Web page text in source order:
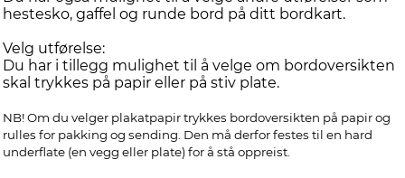
hestesko, gaffel og runde bord på ditt bordkart.
Velg utførelse:
Du har i tillegg mulighet til å velge om bordoversikten
skal trykkes på papir eller på stiv plate.
NB! Om du velger plakatpapir trykkes bordoversikten på papir og
rulles for pakking og sending. Den må derfor festes til en hard
underflate (en vegg eller plate) for å stå oppreist.